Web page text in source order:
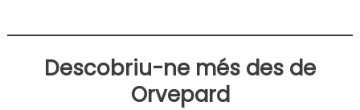
Descobriu-ne més des de
Orvepard